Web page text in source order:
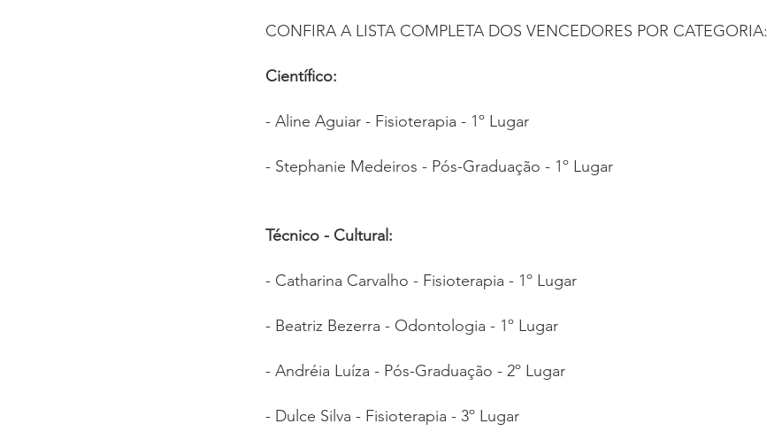
CONFIRA A LISTA COMPLETA DOS VENCEDORES POR CATEGORIA:
Científico:
- Aline Aguiar - Fisioterapia - 1º Lugar
- Stephanie Medeiros - Pós-Graduação - 1º Lugar
Técnico - Cultural:
- Catharina Carvalho - Fisioterapia - 1º Lugar
- Beatriz Bezerra - Odontologia - 1º Lugar
- Andréia Luíza - Pós-Graduação - 2º Lugar
- Dulce Silva - Fisioterapia - 3º Lugar